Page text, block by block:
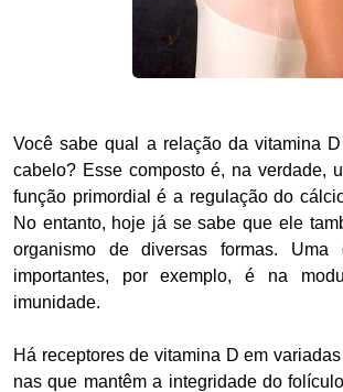
Você sabe qual a relação da vitamina
cabelo? Esse composto é, na verdade,
função primordial é a regulação do
No entanto, hoje já se sabe que ele
organismo de diversas formas. Uma
importantes, por exemplo, é na
imunidade.
Há receptores de vitamina D em
nas que mantêm a integridade do